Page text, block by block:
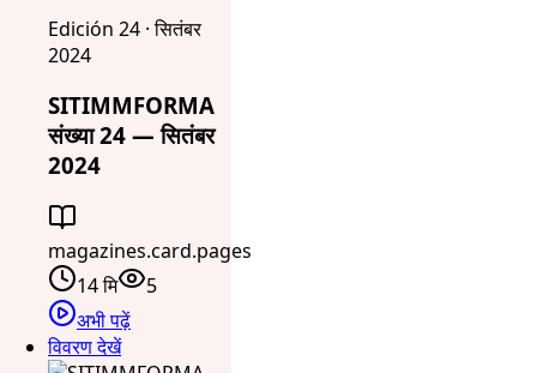
Edición 24 · सितंबर
2024
SITIMMFORMA
संख्या 24 — सितंबर
2024
magazines.card.pages
14 मि
5
अभी पढ़ें
विवरण देखें